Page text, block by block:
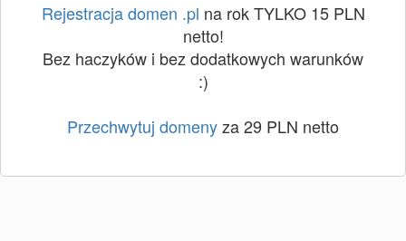
Rejestracja domen .pl na rok TYLKO 15 PLN
netto!
Bez haczyków i bez dodatkowych warunków
:)
Przechwytuj domenyza 29 PLN netto